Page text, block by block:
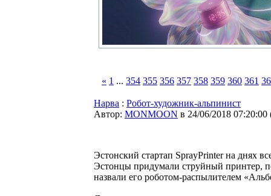
« 1 ... 354 355 356 357 358 359 360 361
Нарва : Робот-художник-альпинист
Автор: MONMOON в 24/06/2018 07:20:00
Эстонский стартап SprayPrinter на днях
Эстонцы придумали струйный принтер,
назвали его роботом-распылителем